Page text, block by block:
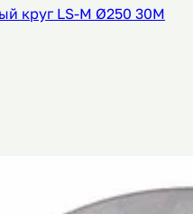
круг LS-M Ø250 30M